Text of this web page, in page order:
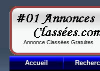
Annonce Classées Gratuites
Accueil